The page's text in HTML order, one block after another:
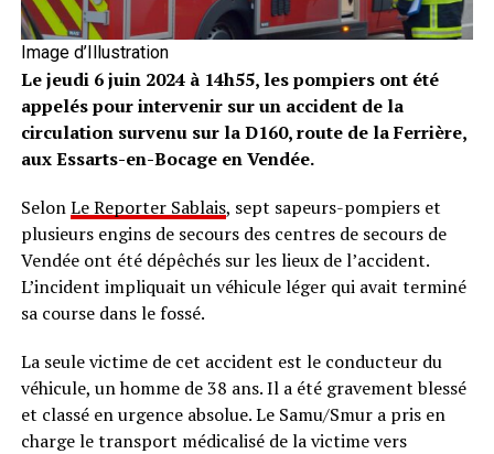
Image d’Illustration
Le jeudi 6 juin 2024 à 14h55, les pompiers ont été
appelés pour intervenir sur un accident de la
circulation survenu sur la D160, route de la Ferrière,
aux Essarts-en-Bocage en Vendée.
SelonLe Reporter Sablais, sept sapeurs-pompiers et
plusieurs engins de secours des centres de secours de
Vendée ont été dépêchés sur les lieux de l’accident.
L’incident impliquait un véhicule léger qui avait terminé
sa course dans le fossé.
La seule victime de cet accident est le conducteur du
véhicule, un homme de 38 ans. Il a été gravement blessé
et classé en urgence absolue. Le Samu/Smur a pris en
charge le transport médicalisé de la victime vers